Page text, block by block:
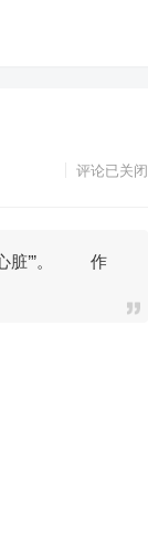
评论已关闭
脏’”。 作